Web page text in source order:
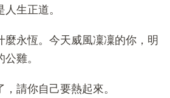
生正道。
麼永恆。今天威風凜凜的你，明
雞。
請你自己要熱起來。